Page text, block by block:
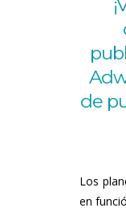
de
Los
en